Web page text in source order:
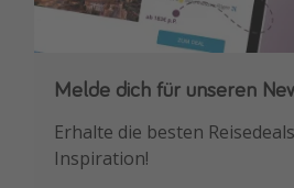
Melde dich für unseren
Erhalte die besten
Inspiration!
Downloade unsere App
Buche die besten
Erstes.